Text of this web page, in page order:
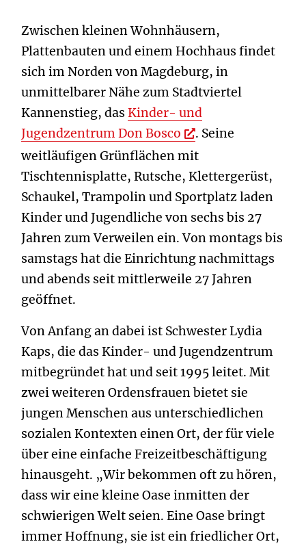
Zwischen kleinen Wohnhäusern,
Plattenbauten und einem Hochhaus findet
sich im Norden von Magdeburg, in
unmittelbarer Nähe zum Stadtviertel
Kannenstieg, das Kinder- und
Jugendzentrum Don Bosco
. Seine
weitläufigen Grünflächen mit
Tischtennisplatte, Rutsche, Klettergerüst,
Schaukel, Trampolin und Sportplatz laden
Kinder und Jugendliche von sechs bis 27
Jahren zum Verweilen ein. Von montags bis
samstags hat die Einrichtung nachmittags
und abends seit mittlerweile 27 Jahren
geöffnet.
Von Anfang an dabei ist Schwester Lydia
Kaps, die das Kinder- und Jugendzentrum
mitbegründet hat und seit 1995 leitet. Mit
zwei weiteren Ordensfrauen bietet sie
jungen Menschen aus unterschiedlichen
sozialen Kontexten einen Ort, der für viele
über eine einfache Freizeitbeschäftigung
hinausgeht. „Wir bekommen oft zu hören,
dass wir eine kleine Oase inmitten der
schwierigen Welt seien. Eine Oase bringt
immer Hoffnung, sie ist ein friedlicher Ort,